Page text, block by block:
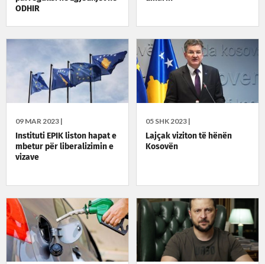
ODHIR
09 MAR 2023 |
Instituti EPIK liston hapat e
mbetur për liberalizimin e
vizave
05 SHK 2023 |
Lajçak viziton të hënën
Kosovën